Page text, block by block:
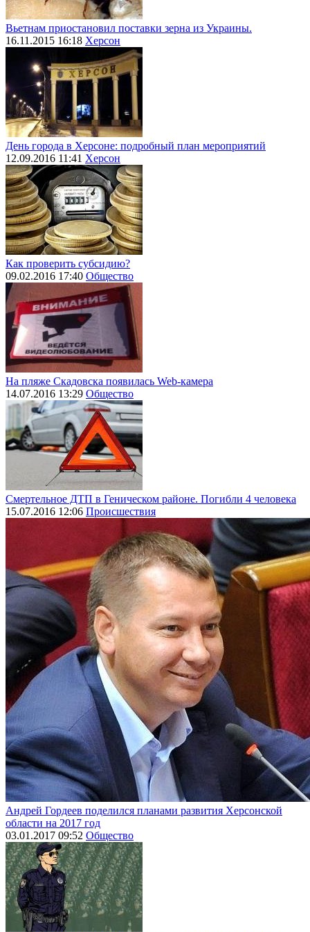
Вьетнам приостановил поставки зерна из Украины.
16.11.2015 16:18 Херсон
День города в Херсоне: подробный план мероприятий
12.09.2016 11:41 Херсон
Как проверить субсидию?
09.02.2016 17:40 Общество
На пляже Скадовска появилась Web-камера
14.07.2016 13:29 Общество
Смертельное ДТП в Геническом районе. Погибли 4 человека
15.07.2016 12:06 Происшествия
Андрей Гордеев поделился планами развития Херсонской
области на 2017 год
03.01.2017 09:52 Общество